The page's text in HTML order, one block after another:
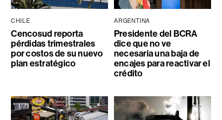
CHILE
Cencosud reporta
pérdidas trimestrales
por costos de su nuevo
plan estratégico
ARGENTINA
Presidente del BCRA
dice que no ve
necesaria una baja de
encajes para reactivar el
crédito